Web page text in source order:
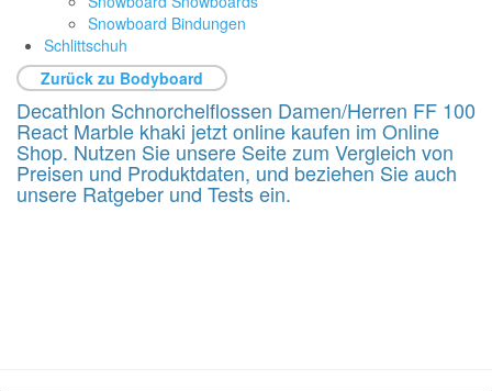
Snowboard Bindungen
Schlittschuh
Zurück zu Bodyboard
Decathlon Schnorchelflossen Damen/Herren FF 100
React Marble khaki jetzt online kaufen im Online
Shop. Nutzen Sie unsere Seite zum Vergleich von
Preisen und Produktdaten, und beziehen Sie auch
unsere Ratgeber und Tests ein.